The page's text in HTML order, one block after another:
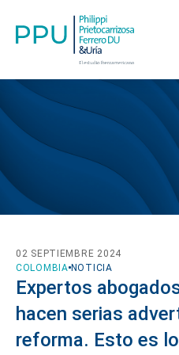
COLOMBIA NOTICIA
02 SEPTIEMBRE 2024
Expertos
hacen serias
reforma. Esto es